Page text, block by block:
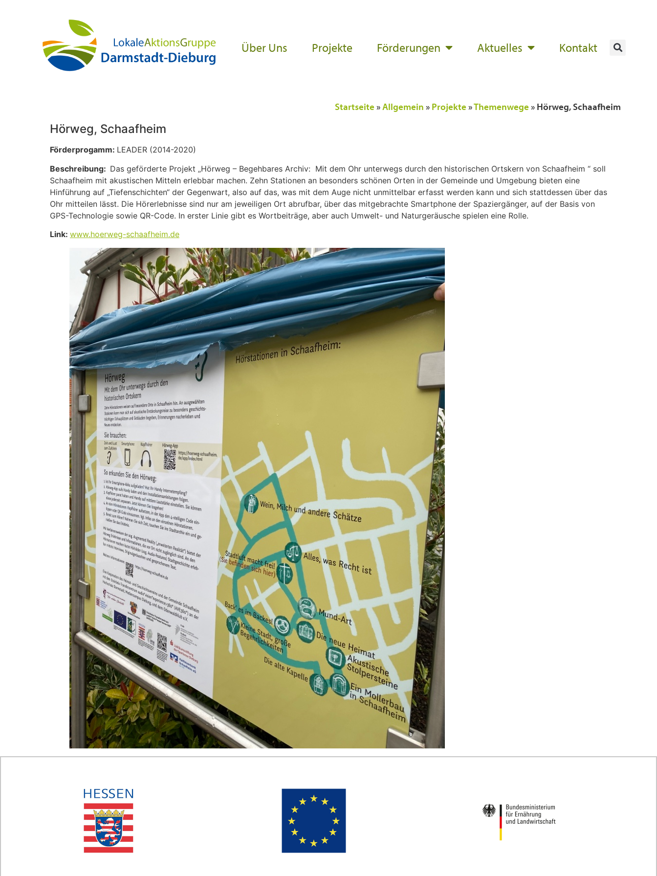
Über Uns Projekte Förderungen Aktuelles Kontakt
Startseite»Allgemein » Projekte»Themenwege» Hörweg, Schaafheim
Hörweg, Schaafheim
Förderprogamm: LEADER (2014-2020)
Beschreibung: Das geförderte Projekt „Hörweg – Begehbares Archiv: Mit dem Ohr unterwegs durch den historischen Ortskern von Schaafheim “ soll
Schaafheim mit akustischen Mitteln erlebbar machen. Zehn Stationen an besonders schönen Orten in der Gemeinde und Umgebung bieten eine
Hinführung auf „Tiefenschichten“ der Gegenwart, also auf das, was mit dem Auge nicht unmittelbar erfasst werden kann und sich stattdessen über das
Ohr mitteilen lässt. Die Hörerlebnisse sind nur am jeweiligen Ort abrufbar, über das mitgebrachte Smartphone der Spaziergänger, auf der Basis von
GPS-Technologie sowie QR-Code. In erster Linie gibt es Wortbeiträge, aber auch Umwelt- und Naturgeräusche spielen eine Rolle.
Link: www.hoerweg-schaafheim.de